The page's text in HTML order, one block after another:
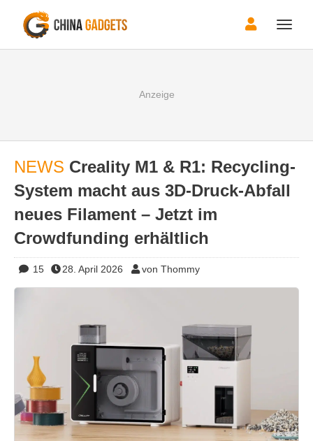
Toggle
NEWS Creality M1 & R1: Recycling-
System macht aus 3D-Druck-Abfall
neues Filament – Jetzt im
Crowdfunding erhältlich
15 28. April 2026 von Thommy